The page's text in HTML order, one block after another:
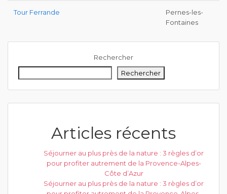
Tour Ferrande
Pernes-les-
Fontaines
Rechercher
Rechercher
Articles récents
Séjourner au plus près de la nature : 3 règles d’or
pour profiter autrement de la Provence-Alpes-
Côte d’Azur
Séjourner au plus près de la nature : 3 règles d’or